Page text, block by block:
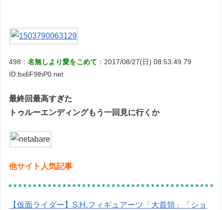
498：名無しより愛をこめて ：2017/08/27(日) 08:53:49.79
ID:bx6F9lhP0.net
最終回最高すぎた
トゥルーエンディングもう一回見に行くか
他サイト人気記事
【仮面ライダー】S.H.フィギュアーツ「大首領」「ショ